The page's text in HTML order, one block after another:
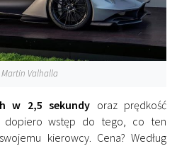
Martin Valhalla
w 2,5 sekundy oraz prędkość
dopiero wstęp do tego, co ten
kierowcy. Cena? Według